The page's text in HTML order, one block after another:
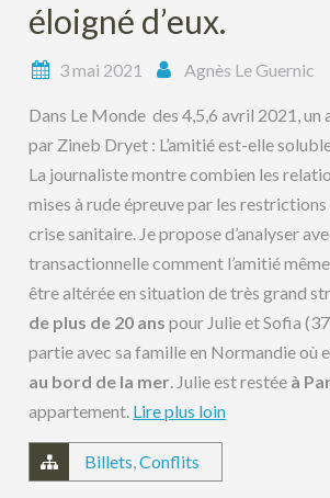
éloigné d’eux.
3 mai 2021 Agnès Le Guernic
Dans Le Monde des 4,5,6 avril 2021,
par Zineb Dryet : L’amitié est-elle
La journaliste montre combien les
mises à rude épreuve par les restrictions
crise sanitaire. Je propose d’analyser
transactionnelle comment l’amitié
être altérée en situation de très grand
de plus de 20 ans pour Julie et Sofia
partie avec sa famille en Normandie où
au bord de la mer. Julie est restée à
appartement. Lire plus loin
Billets,Conflits